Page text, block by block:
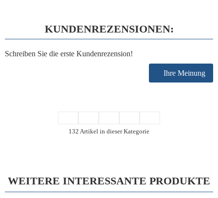
KUNDENREZENSIONEN:
Schreiben Sie die erste Kundenrezension!
Ihre Meinung
132 Artikel in dieser Kategorie
WEITERE INTERESSANTE PRODUKTE